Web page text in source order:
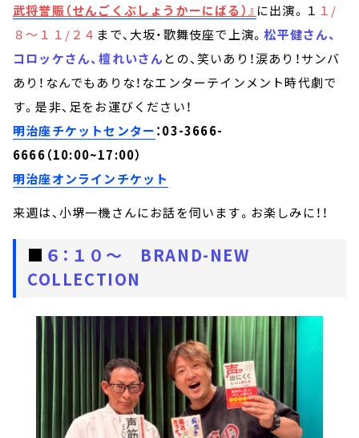
武将誉賑（せんごくぶしょうかーにばる）』 に出演。１ １/
８～１１/２４ まで、大坂・歌舞伎座で上演。松平健さん、
コロッケさん、檀れいさん との、笑いあり！涙あり！サンバ
あり！なんでもありな！なエンターテインメント時代劇で
す。是非、足をお運びください！
明治座チケットセンター：03-3666-
6666（10:00~17:00）
明治座オンラインチケット
来週は、小堺一機さんにお話を伺います。お楽しみに！！
■ ６：１０～ BRAND-NEW
COLLECTION